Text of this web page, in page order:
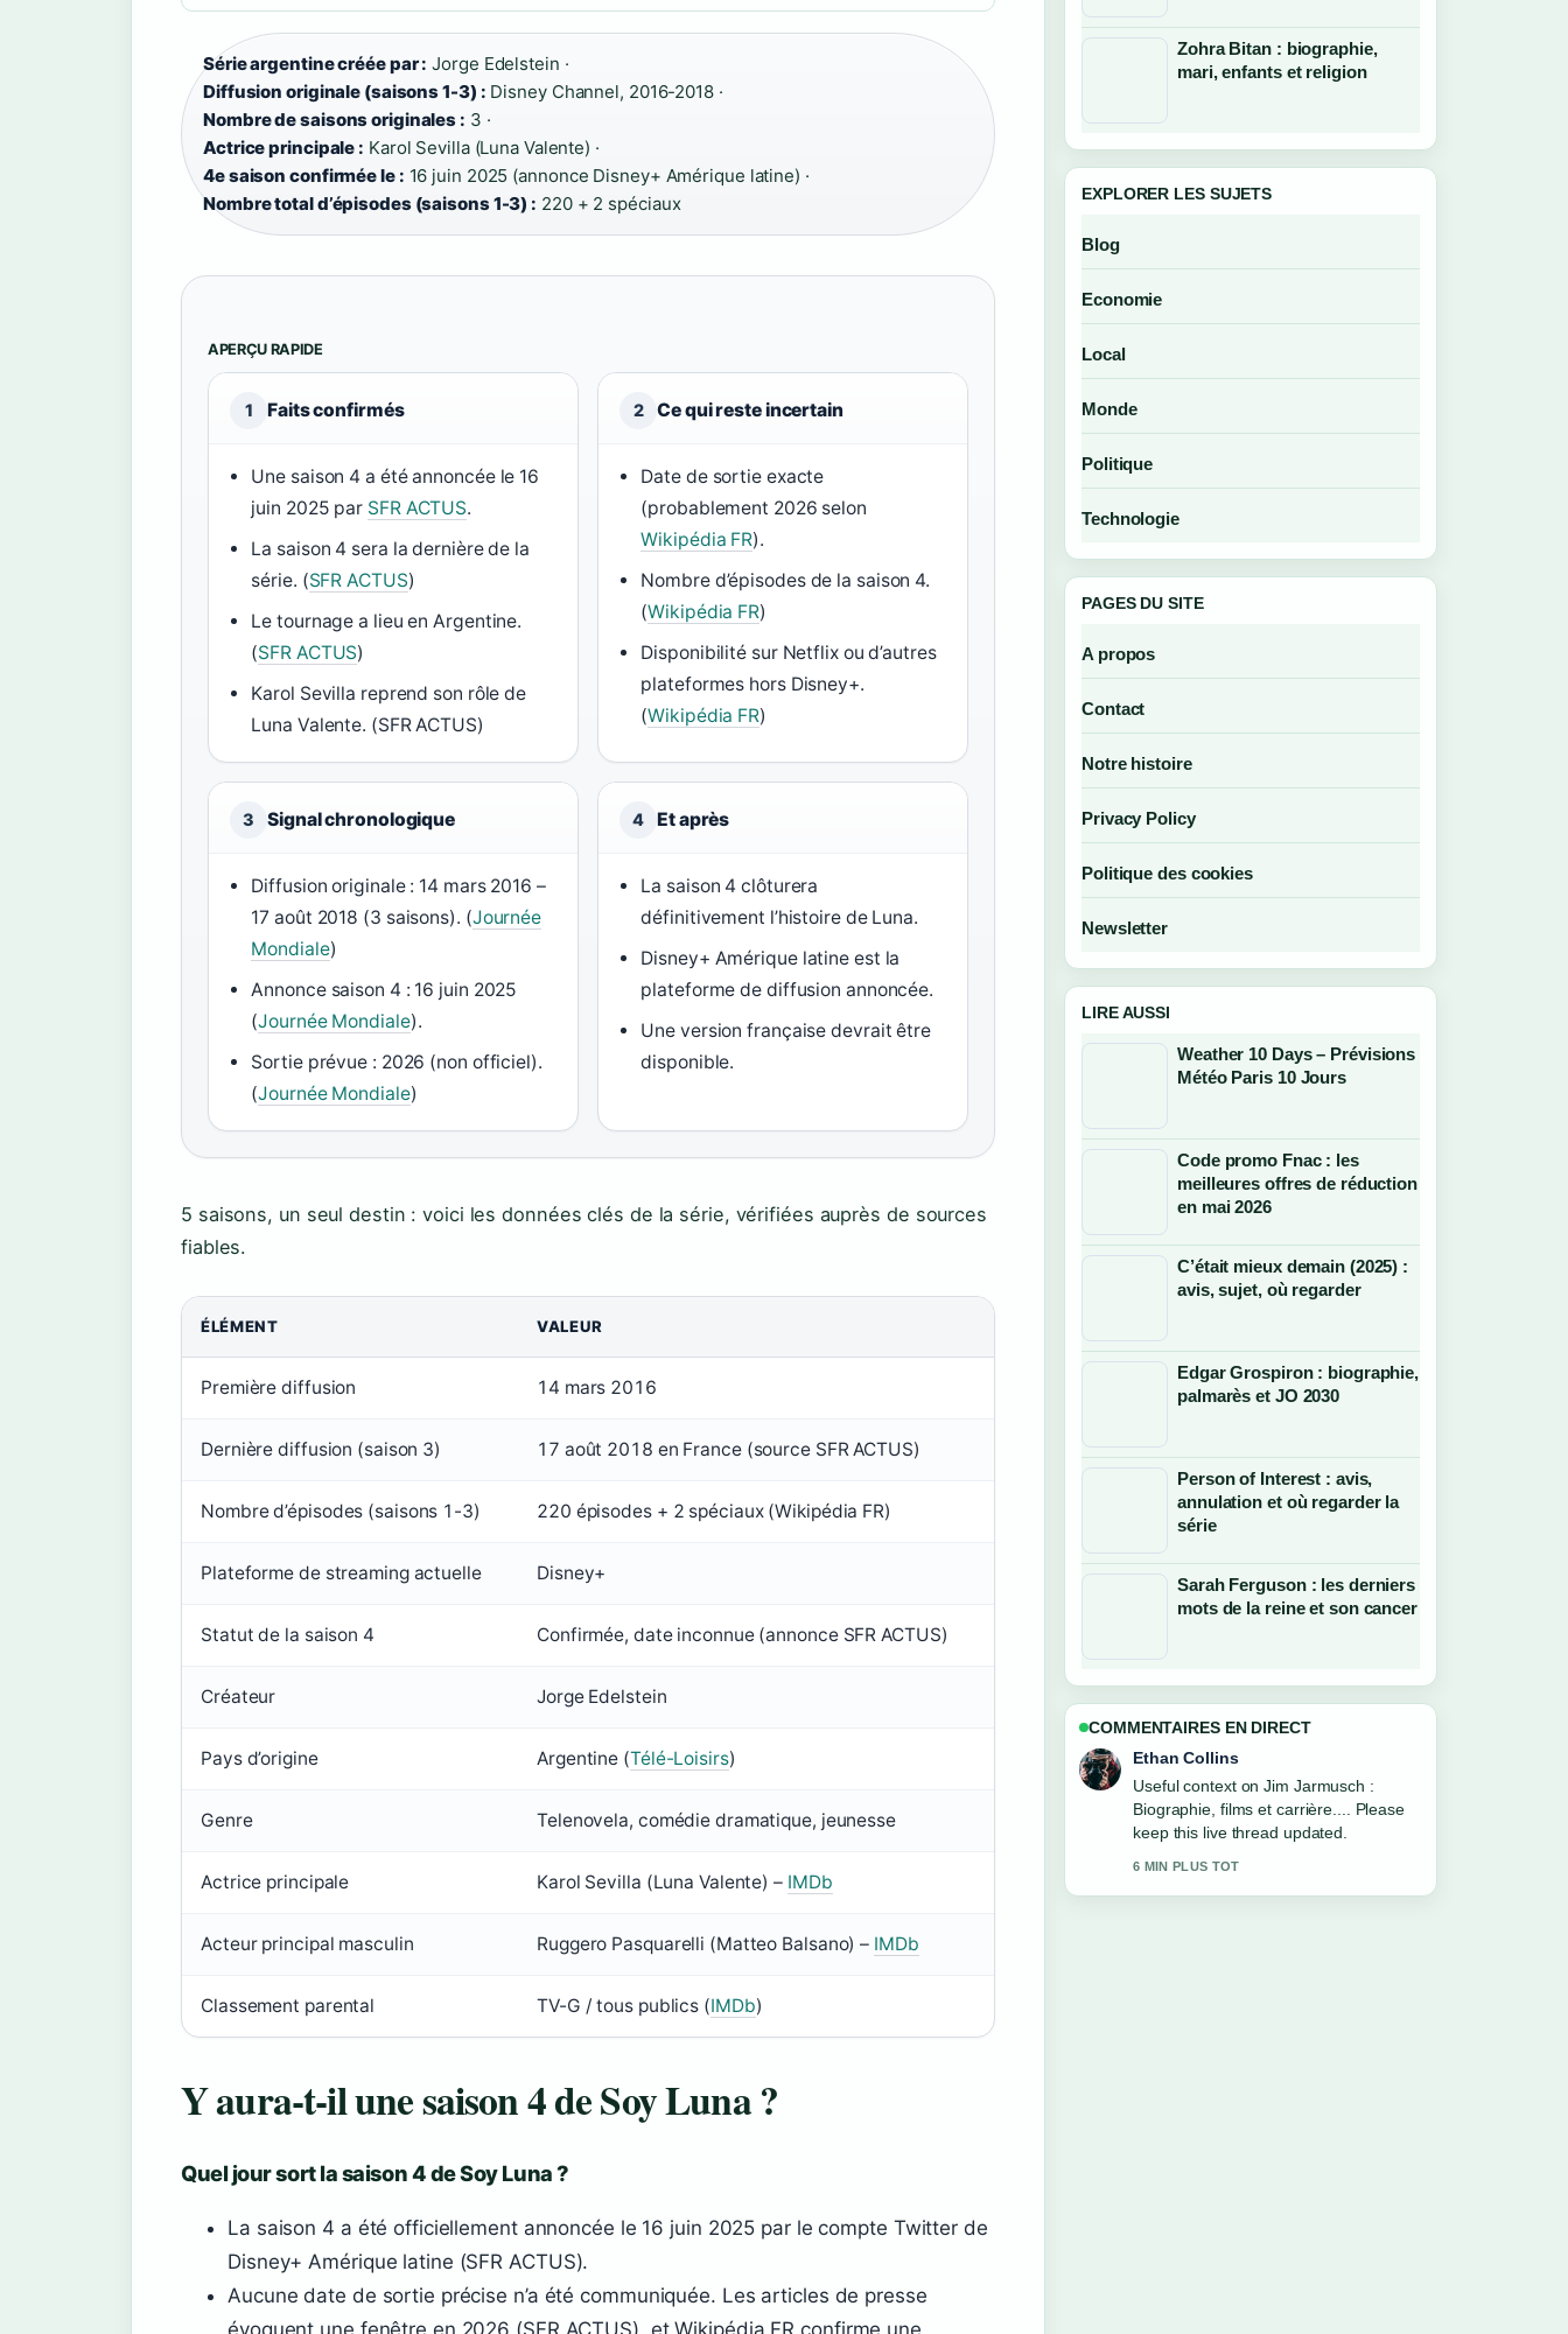
Série argentine créée par : Jorge Edelstein ·
Diffusion originale (saisons 1-3) : Disney Channel, 2016-2018 ·
Nombre de saisons originales : 3 ·
Actrice principale : Karol Sevilla (Luna Valente) ·
4e saison confirmée le : 16 juin 2025 (annonce Disney+ Amérique latine) ·
Nombre total d’épisodes (saisons 1-3) : 220 + 2 spéciaux
APERÇU RAPIDE
1 Faits confirmés
Une saison 4 a été annoncée le 16
juin 2025 par SFR ACTUS.
La saison 4 sera la dernière de la
série. (SFR ACTUS)
Le tournage a lieu en Argentine.
(SFR ACTUS)
Karol Sevilla reprend son rôle de
Luna Valente. (SFR ACTUS)
2 Ce qui reste incertain
Date de sortie exacte
(probablement 2026 selon
Wikipédia FR).
Nombre d’épisodes de la saison 4.
(Wikipédia FR)
Disponibilité sur Netflix ou d’autres
plateformes hors Disney+.
(Wikipédia FR)
3 Signal chronologique
Diffusion originale : 14 mars 2016 –
17 août 2018 (3 saisons). (Journée
Mondiale)
Annonce saison 4 : 16 juin 2025
(Journée Mondiale).
Sortie prévue : 2026 (non officiel).
(Journée Mondiale)
4 Et après
La saison 4 clôturera
définitivement l’histoire de Luna.
Disney+ Amérique latine est la
plateforme de diffusion annoncée.
Une version française devrait être
disponible.
5 saisons, un seul destin : voici les données clés de la série, vérifiées auprès de sources
fiables.
ÉLÉMENT VALEUR
Première diffusion 14 mars 2016
Dernière diffusion (saison 3) 17 août 2018 en France (source SFR ACTUS)
Nombre d’épisodes (saisons 1-3) 220 épisodes + 2 spéciaux (Wikipédia FR)
Plateforme de streaming actuelle Disney+
Statut de la saison 4 Confirmée, date inconnue (annonce SFR ACTUS)
Créateur Jorge Edelstein
Pays d’origine Argentine (Télé-Loisirs)
Genre Telenovela, comédie dramatique, jeunesse
Actrice principale Karol Sevilla (Luna Valente) – IMDb
Acteur principal masculin Ruggero Pasquarelli (Matteo Balsano) – IMDb
Classement parental TV-G / tous publics (IMDb)
Y aura-t-il une saison 4 de Soy Luna ?
Quel jour sort la saison 4 de Soy Luna ?
La saison 4 a été officiellement annoncée le 16 juin 2025 par le compte Twitter de
Disney+ Amérique latine (SFR ACTUS).
Aucune date de sortie précise n’a été communiquée. Les articles de presse
évoquent une fenêtre en 2026 (SFR ACTUS), et Wikipédia FR confirme une
Zohra Bitan : biographie,
mari, enfants et religion
EXPLORER LES SUJETS
Blog
Economie
Local
Monde
Politique
Technologie
PAGES DU SITE
A propos
Contact
Notre histoire
Privacy Policy
Politique des cookies
Newsletter
LIRE AUSSI
Weather 10 Days – Prévisions
Météo Paris 10 Jours
Code promo Fnac : les
meilleures offres de réduction
en mai 2026
C’était mieux demain (2025) :
avis, sujet, où regarder
Edgar Grospiron : biographie,
palmarès et JO 2030
Person of Interest : avis,
annulation et où regarder la
série
Sarah Ferguson : les derniers
mots de la reine et son cancer
COMMENTAIRES EN DIRECT
Oliver Bennett
The reporting on Maud Bregeon :
biographie, parcours politique et... feels
solid and very easy to follow.
8 MIN PLUS TOT